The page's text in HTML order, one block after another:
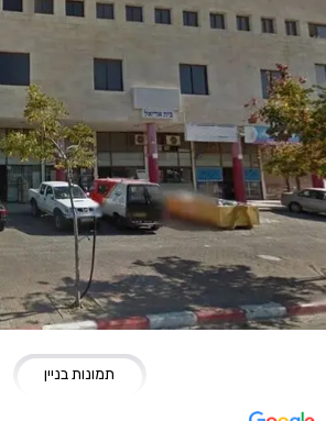
תמונות בניין